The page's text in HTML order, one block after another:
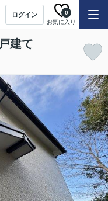
ログイン
お気に入り
0
建て